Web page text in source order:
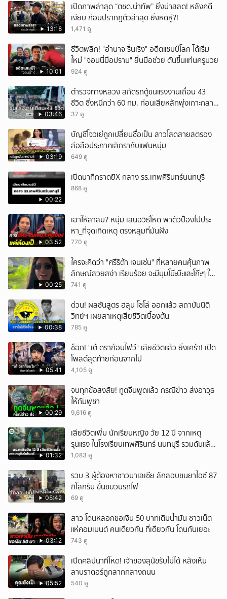
13:18
เปิดภาพล่าสุด “ตชด.นำทัพ” ยิ่งน่าสลด! หลังคดี
เงียบ ก่อนปรากฎตัวล่าสุด ยิ่งหดหู่?!
1,471 ดู
10:01
ชีวิตพลิก! "อำนาจ รื่นเริง" อดีตแชมป์โลก ได้เริ่ม
ใหม่ "จอนนี่มือปราบ" ยื่นมือช่วย ดันขึ้นแท่นครูมวย
924 ดู
03:46
ตำรวจทางหลวง สกัดรถตู้ขนแรงงานเถื่อน 43
ชีวิต ซิ่งหนีกว่า 60 กม. ก่อนเสียหลักพุ่งเกาะกลาง
ถนน
37 ดู
03:19
บัญชีโจวเย่ถูกเปลี่ยนชื่อเป็น สาวโสดสายสตรอง
ส่อลือประกาศเลิกรากับแฟนหนุ่ม
649 ดู
00:22
เปิดนาทีกราดยิX กลาง รร.เทพศิรินทร์นนทบุรี
868 ดู
03:52
เอาให้สาสม? หนุ่ม เสนอวิธีโหด พาตัวป๋องไปประ
หา_ที่จุดเกิดเหตุ ตรงหลุมที่มันฝัง
770 ดู
00:25
ใครจะคิดว่า "ศรีริต้า เจนเซ่น" ที่หลายคนคุ้นภาพ
ลักษณ์สวยสง่า เรียบร้อย จะมีมุมโบ๊ะบ๊ะและโก๊ะๆ ให้
ได้อมยิ้มเหมือนกัน งานนี้ทำเอาแฟนๆ ทั้งเอ็นดูทั้ง
741 ดู
00:38
ด่วน! ผลชันสูตร ฮลุน โซโล่ ออกแล้ว สถาบันนิติ
วิทย์ฯ เผยสาเหตุเสียชีวิตเบื้องต้น
785 ดู
05:41
ช็อก! "เต้ ดราก้อนไฟว์" เสียชีวิตแล้ว ยิ่งเศร้า! เปิด
โพสต์สุดท้ายก่อนจากไป
4,105 ดู
00:29
จบทุกข้อสงสัย! ทูตจีนพูดแล้ว กรณีข่าว ส่งอาวุธ
ให้กัมพูชา
9,616 ดู
01:32
เสียชีวิตเพิ่ม นักเรียนหญิง วัย 12 ปี จากเหตุ
รุนแรง ในโรงเรียนเทพศิรินทร์ นนทบุรี รวมดับแล้ว
9 ราย
1,083 ดู
05:42
รวบ 3 ผู้ต้องหาชาวมาเลเซีย ลักลอบขนยาไอซ์ 87
กิโลกรัม ขึ้นขบวนรถไฟ
69 ดู
03:12
สาว โดนหลอกขอเงิน 50 บาทเติมน้ำมัน ชาวเน็ต
แห่คอมเมนต์ คนเดียวกัน ที่เดียวกัน โดนกันเยอะ
743 ดู
05:52
เปิดคลิปนาทีโหด! เจ้าของสุนัขรับไม่ได้ หลังเห็น
ลาบราดอร์ถูกลากกลางถนน
540 ดู